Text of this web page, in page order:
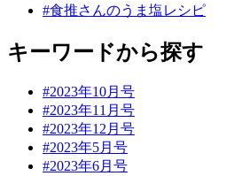
#食推さんのうま塩レシピ
キーワードから探す
#2023年10月号
#2023年11月号
#2023年12月号
#2023年5月号
#2023年6月号